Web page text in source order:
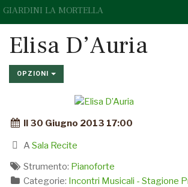
GIARDINI LA MORTELLA
Elisa D’Auria
OPZIONI
Il 30 Giugno 2013 17:00
A Sala Recite
Strumento: Pianoforte
Categorie: Incontri Musicali - Stagione